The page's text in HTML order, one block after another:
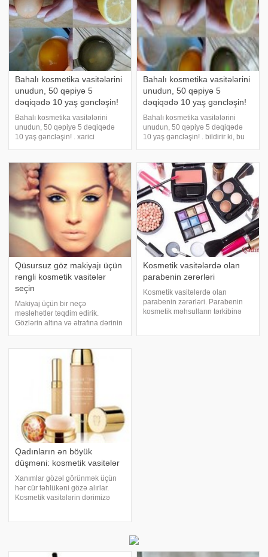
Bahalı kosmetika vasitələrini
unudun, 50 qəpiyə 5
dəqiqədə 10 yaş gəncləşin!
Bahalı kosmetika vasitələrini
unudun, 50 qəpiyə 5 dəqiqədə
10 yaş gəncləşin! . xarici
inqrediyentlərdən ibarət olub 5
dəqiqə ərzində sizin üzünüzü
gəncləşdirəcək!
Bahalı kosmetika vasitələrini
unudun, 50 qəpiyə 5
dəqiqədə 10 yaş gəncləşin!
Bahalı kosmetika vasitələrini
unudun, 50 qəpiyə 5 dəqiqədə
10 yaş gəncləşin! . bildirir ki, bu
dəqiqə ərzində sizin üzünüzü
gəncləşdirəcək!. Qırışlara qarşı
bütü
Qüsursuz göz makiyajı üçün
rəngli kosmetik vasitələr
seçin
Makiyaj üçün bir neçə
məsləhətlər təqdim edirik.
Gözlərin altına və ətrafına dərinin
kömək edəcək. Makiyajda ən
bəyənilən rənglər 2-3 ton göy
Kosmetik vasitələrdə olan
parabenin zərərləri
Kosmetik vasitələrdə olan
parabenin zərərləri. Parabenin
kosmetik məhsulların tərkibinə
Qadınların ən böyük
düşməni: kosmetik vasitələr
Xanımlar gözəl görünmək üçün
hər cür təhlükəni gözə alırlar.
Kosmetik vasitələrin dərimizə